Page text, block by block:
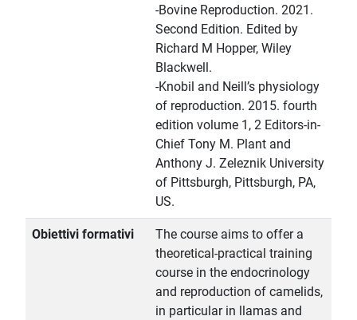
-Bovine Reproduction. 2021.
Second Edition. Edited by
Richard M Hopper, Wiley
Blackwell.
-Knobil and Neill’s physiology
of reproduction. 2015. fourth
edition volume 1, 2 Editors-in-
Chief Tony M. Plant and
Anthony J. Zeleznik University
of Pittsburgh, Pittsburgh, PA,
US.
Obiettivi formativi
The course aims to offer a
theoretical-practical training
course in the endocrinology
and reproduction of camelids,
in particular in llamas and